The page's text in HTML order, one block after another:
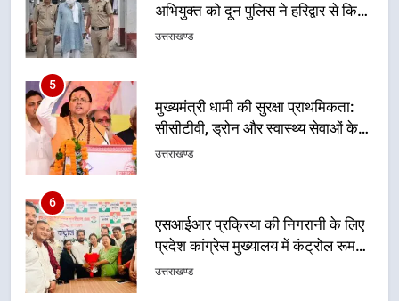
मुख्यमंत्री धामी की सुरक्षा प्राथमिकता:
सीसीटीवी, ड्रोन और स्वास्थ्य सेवाओं के
6
एसआईआर प्रक्रिया की निगरानी के लिए
प्रदेश कांग्रेस मुख्यालय में कंट्रोल रूम
7
सड़क सुरक्षा पर डीएम का सख्त एक्शन,
ब्लैक स्पॉट होंगे सुरक्षित, हर माह होगी